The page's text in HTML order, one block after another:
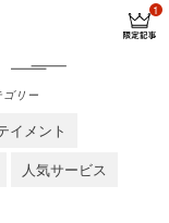
リー
イメント
人気サービス